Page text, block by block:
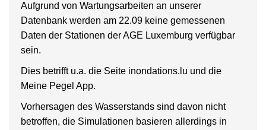
Aufgrund von Wartungsarbeiten an unserer
Datenbank werden am 22.09 keine gemessenen
Daten der Stationen der AGE Luxemburg verfügbar
sein.
Dies betrifft u.a. die Seite inondations.lu und die
Meine Pegel App.
Vorhersagen des Wasserstands sind davon nicht
betroffen, die Simulationen basieren allerdings in